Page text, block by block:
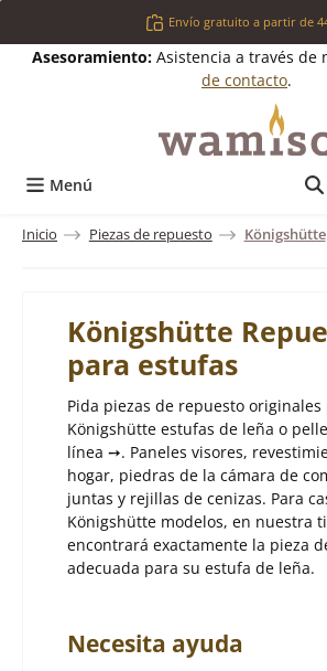
Saltar al contenido principalEnvío gratuito a partir de
Asesoramiento: Asistencia a través de
de contacto.
Menú
Inicio Piezas de repuesto Königshütte
Königshütte
para estufas
Pida piezas de repuesto originales
Königshütte estufas de leña o
línea ➙. Paneles visores,
hogar, piedras de la cámara de
juntas y rejillas de cenizas. Para
Königshütte modelos, en nuestra
encontrará exactamente la pieza
adecuada para su estufa de leña.
Necesita ayuda